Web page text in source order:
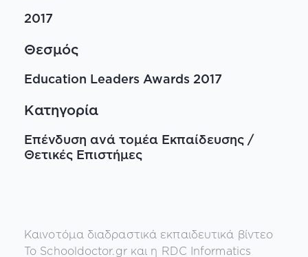
2017
Θεσμός
Education Leaders Awards 2017
Κατηγορία
Επένδυση ανά τομέα Εκπαίδευσης /
Θετικές Επιστήμες
Καινοτόμα διαδραστικά εκπαιδευτικά βίντεο
Το Schooldoctor.gr και η RDC Informatics